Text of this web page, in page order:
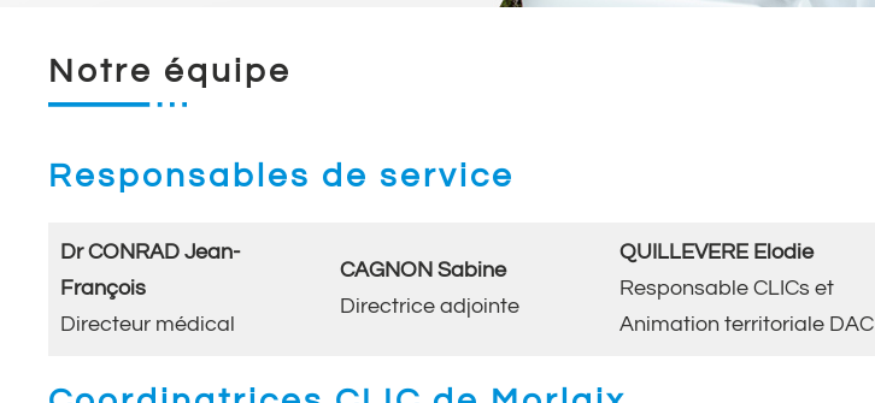
Notre équipe
Responsables de service
Dr CONRAD Jean-
François
Directeur médical
CAGNON Sabine
Directrice adjointe
QUILLEVERE Elodie
Responsable CLICs et
Animation territoriale DAC